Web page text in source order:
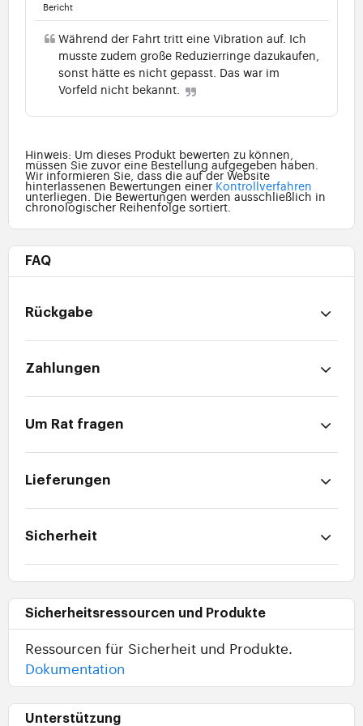
Bericht
Während der Fahrt tritt eine Vibration auf. Ich
musste zudem große Reduzierringe dazukaufen,
sonst hätte es nicht gepasst. Das war im
Vorfeld nicht bekannt.
Hinweis: Um dieses Produkt bewerten zu können,
müssen Sie zuvor eine Bestellung aufgegeben haben.
Wir informieren Sie, dass die auf der Website
hinterlassenen Bewertungen einer Kontrollverfahren
unterliegen. Die Bewertungen werden ausschließlich in
chronologischer Reihenfolge sortiert.
FAQ
Rückgabe
Zahlungen
Um Rat fragen
Lieferungen
Sicherheit
Sicherheitsressourcen und Produkte
Ressourcen für Sicherheit und Produkte.
Dokumentation
Unterstützung